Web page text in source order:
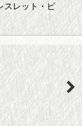
レット・ピ